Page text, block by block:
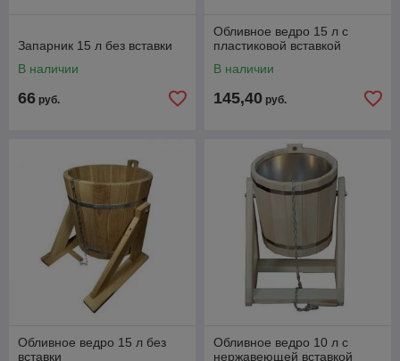
Запарник 15 л без вставки
В наличии
66 руб.
Обливное ведро 15 л с
пластиковой вставкой
В наличии
145,40 руб.
Обливное ведро 15 л без
вставки
Обливное ведро 10 л с
нержавеющей вставкой